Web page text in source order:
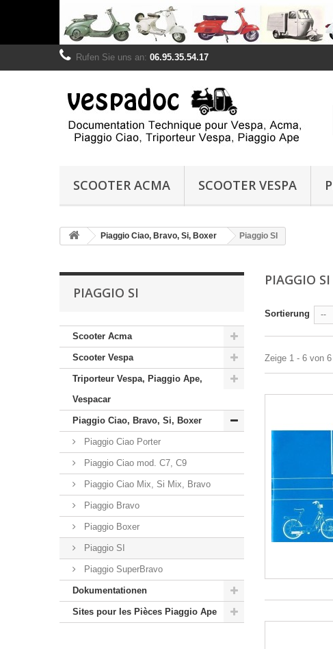
Rufen Sie uns an: 06.95.35.54.17
SCOOTER ACMA SCOOTER VESPA
Piaggio Ciao, Bravo, Si, Boxer Piaggio SI
PIAGGIO SI
Scooter Acma
Scooter Vespa
Triporteur Vespa, Piaggio Ape,
Vespacar
Piaggio Ciao, Bravo, Si, Boxer
Piaggio Ciao Porter
Piaggio Ciao mod. C7, C9
Piaggio Ciao Mix, Si Mix, Bravo
Piaggio Bravo
Piaggio Boxer
Piaggio SI
Piaggio SuperBravo
Dokumentationen
Sites pour les Pièces Piaggio Ape
PIAGGIO SI
Sortierung --
Zeige 1 - 6 von